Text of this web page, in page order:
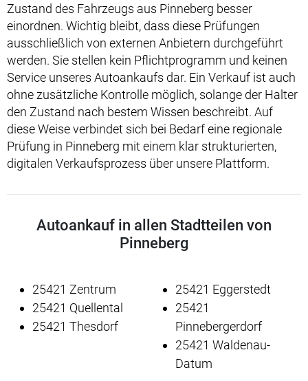
Zustand des Fahrzeugs aus Pinneberg besser
einordnen. Wichtig bleibt, dass diese Prüfungen
ausschließlich von externen Anbietern durchgeführt
werden. Sie stellen kein Pflichtprogramm und keinen
Service unseres Autoankaufs dar. Ein Verkauf ist auch
ohne zusätzliche Kontrolle möglich, solange der Halter
den Zustand nach bestem Wissen beschreibt. Auf
diese Weise verbindet sich bei Bedarf eine regionale
Prüfung in Pinneberg mit einem klar strukturierten,
digitalen Verkaufsprozess über unsere Plattform.
Autoankauf in allen Stadtteilen von
Pinneberg
25421 Zentrum
25421 Quellental
25421 Thesdorf
25421 Eggerstedt
25421
Pinnebergerdorf
25421 Waldenau-
Datum